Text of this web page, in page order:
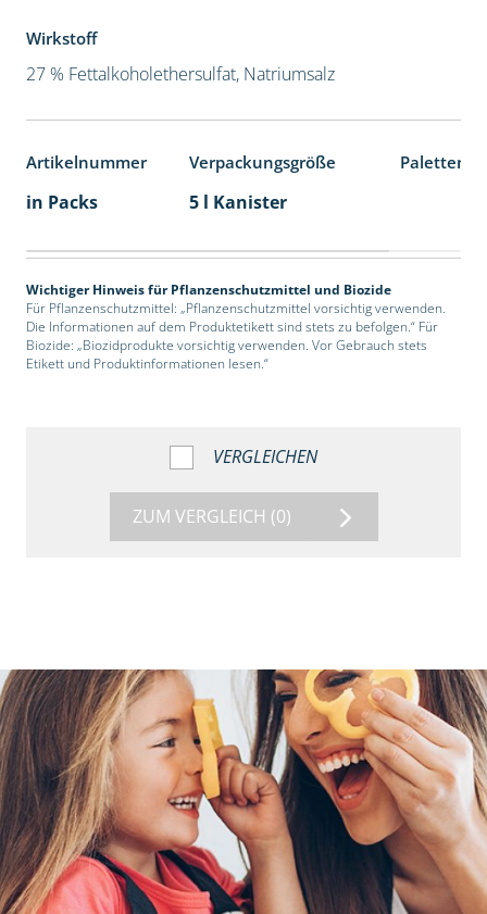
Wirkstoff
27 % Fettalkoholethersulfat, Natriumsalz
Artikelnummer Verpackungsgröße
in Packs 5 l Kanister
Wichtiger Hinweis für Pflanzenschutzmittel und Biozide
Für Pflanzenschutzmittel: „Pflanzenschutzmittel vorsichtig verwenden.
Die Informationen auf dem Produktetikett sind stets zu befolgen.“ Für
Biozide: „Biozidprodukte vorsichtig verwenden. Vor Gebrauch stets
Etikett und Produktinformationen lesen.“
VERGLEICHEN
ZUM VERGLEICH (0)